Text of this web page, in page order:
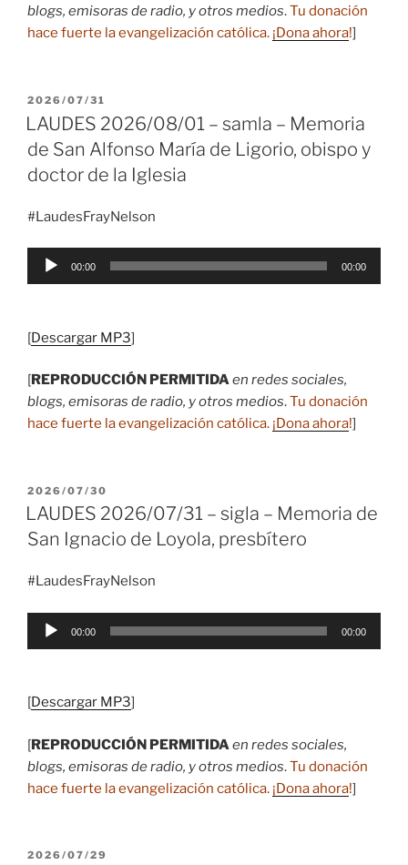
blogs, emisoras de radio, y otros medios.Tu donación
hace fuerte la evangelización católica. ¡Dona ahora!]
PUBLICADO
EL
2026/07/31
LAUDES 2026/08/01 – samla – Memoria
de San Alfonso María de Ligorio, obispo y
doctor de la Iglesia
#LaudesFrayNelson
Reproductor
00:00 00:00
[Descargar MP3]
[REPRODUCCIÓN PERMITIDAen redes sociales,
blogs, emisoras de radio, y otros medios.Tu donación
hace fuerte la evangelización católica. ¡Dona ahora!]
PUBLICADO
EL
2026/07/30
LAUDES 2026/07/31 – sigla – Memoria de
San Ignacio de Loyola, presbítero
#LaudesFrayNelson
Reproductor
00:00 00:00
[Descargar MP3]
[REPRODUCCIÓN PERMITIDAen redes sociales,
blogs, emisoras de radio, y otros medios.Tu donación
hace fuerte la evangelización católica. ¡Dona ahora!]
PUBLICADO
2026/07/29